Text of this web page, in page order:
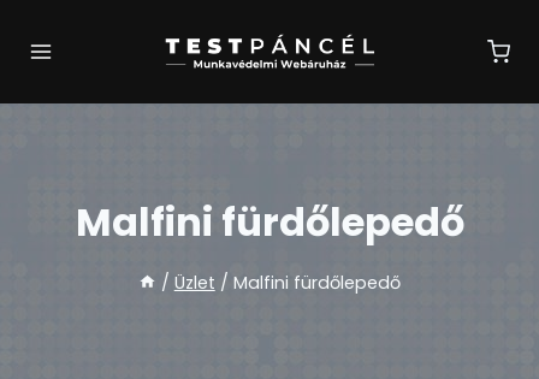
Malfini fürdőlepedő
/ Üzlet / Malfini fürdőlepedő